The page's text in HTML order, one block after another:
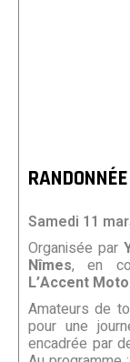
Samedi 11
Organisée par
Nîmes, en
L’Accent Moto.
Amateurs de
pour une
encadrée par